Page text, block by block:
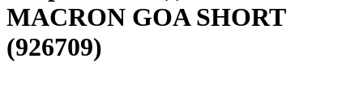
MACRON GOA SHORT
(926709)